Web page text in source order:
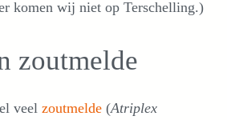
komen wij niet op Terschelling.)
zoutmelde
veel zoutmelde (Atriplex